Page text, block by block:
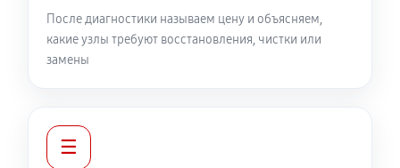
После диагностики называем цену и объясняем,
какие узлы требуют восстановления, чистки или
замены
☰